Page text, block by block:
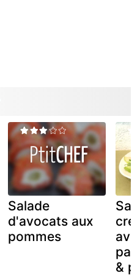
Salade
d'avocats aux
pommes
&